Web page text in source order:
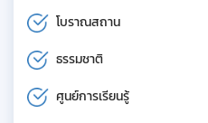
โบราณสถาน
ธรรมชาติ
ศูนย์การเรียนรู้